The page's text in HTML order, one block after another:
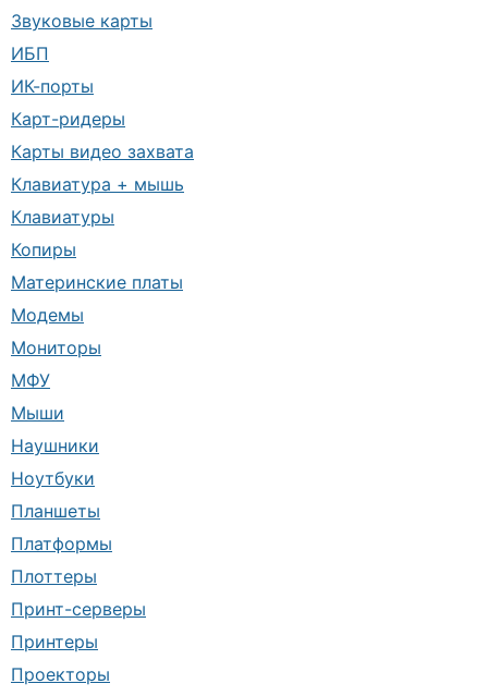
Звуковые карты
ИБП
ИК-порты
Карт-ридеры
Карты видео захвата
Клавиатура + мышь
Клавиатуры
Копиры
Материнские платы
Модемы
Мониторы
МФУ
Мыши
Наушники
Ноутбуки
Планшеты
Платформы
Плоттеры
Принт-серверы
Принтеры
Проекторы